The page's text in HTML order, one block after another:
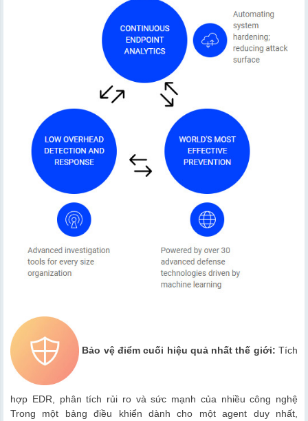
Bảo vệ điểm cuối hiệu quả nhất thế giới: Tích
hợp EDR, phân tích rủi ro và sức mạnh của nhiều công nghệ
Trong một bảng điều khiển dành cho một agent duy nhất,